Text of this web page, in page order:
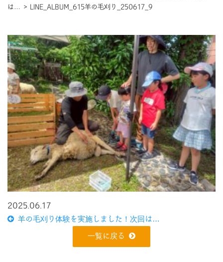
は… > LINE_ALBUM_615羊の毛刈り_250617_9
2025.06.17
羊の毛刈り体験を実施しました！次回は…
一覧に戻る